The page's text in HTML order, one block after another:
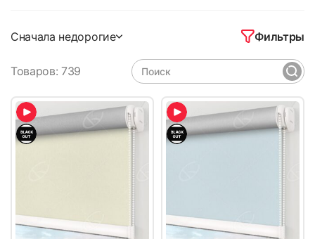
Сначала недорогие Фильтры
Товаров: 739